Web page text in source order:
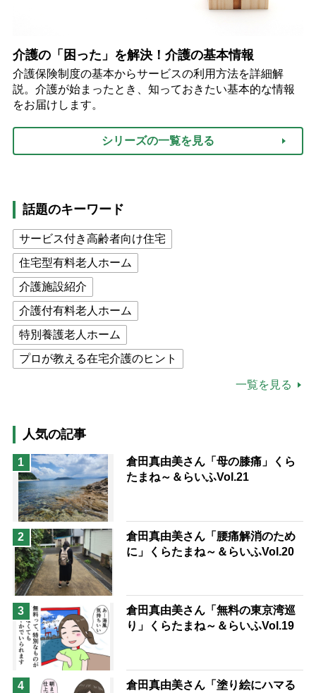
介護の「困った」を解決！介護の基本情報
介護保険制度の基本からサービスの利用方法を詳細解
説。介護が始まったとき、知っておきたい基本的な情報
をお届けします。
シリーズの一覧を見る
話題のキーワード
サービス付き高齢者向け住宅
住宅型有料老人ホーム
介護施設紹介
介護付有料老人ホーム
特別養護老人ホーム
プロが教える在宅介護のヒント
猫が母になつきません
息子の遠距離介護サバイバル術
兄がボケました
便利なサービス
予防法
一覧を見る
人気の記事
1
倉田真由美さん「母の膝痛」くら
たまね～＆らいふVol.21
2
倉田真由美さん「腰痛解消のため
に」くらたまね～＆らいふVol.20
3
倉田真由美さん「無料の東京湾巡
り」くらたまね～＆らいふVol.19
4
倉田真由美さん「塗り絵にハマる